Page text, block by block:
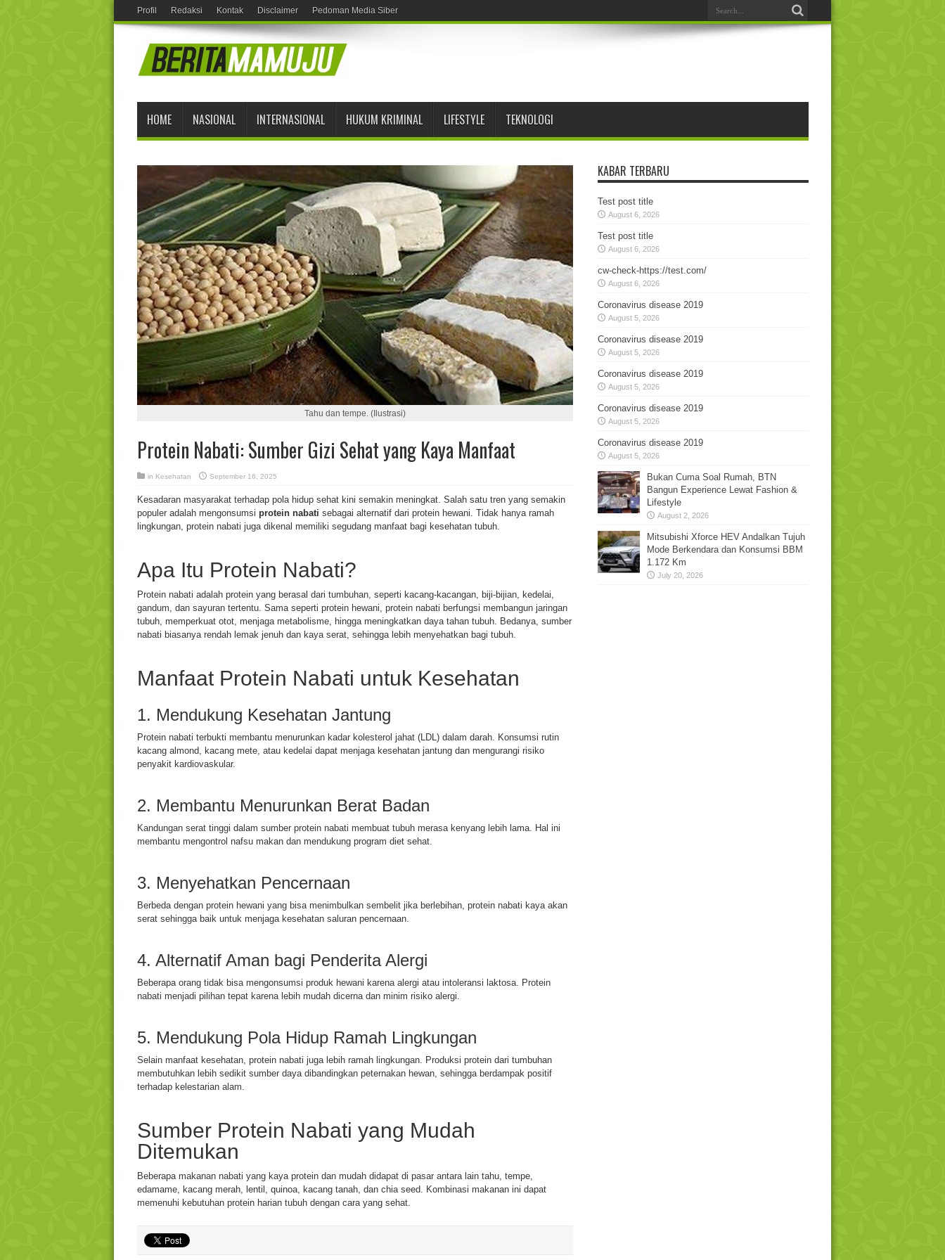
Profil Redaksi Kontak Disclaimer Pedoman Media Siber
HOME NASIONAL INTERNASIONAL HUKUM KRIMINAL LIFESTYLE TEKNOLOGI
Tahu dan tempe. (Ilustrasi)
Protein Nabati: Sumber Gizi Sehat yang Kaya Manfaat
in Kesehatan September 16, 2025
Kesadaran masyarakat terhadap pola hidup sehat kini semakin meningkat. Salah satu tren yang semakin
populer adalah mengonsumsi protein nabati sebagai alternatif dari protein hewani. Tidak hanya ramah
lingkungan, protein nabati juga dikenal memiliki segudang manfaat bagi kesehatan tubuh.
Apa Itu Protein Nabati?
Protein nabati adalah protein yang berasal dari tumbuhan, seperti kacang-kacangan, biji-bijian, kedelai,
gandum, dan sayuran tertentu. Sama seperti protein hewani, protein nabati berfungsi membangun jaringan
tubuh, memperkuat otot, menjaga metabolisme, hingga meningkatkan daya tahan tubuh. Bedanya, sumber
nabati biasanya rendah lemak jenuh dan kaya serat, sehingga lebih menyehatkan bagi tubuh.
Manfaat Protein Nabati untuk Kesehatan
1. Mendukung Kesehatan Jantung
Protein nabati terbukti membantu menurunkan kadar kolesterol jahat (LDL) dalam darah. Konsumsi rutin
kacang almond, kacang mete, atau kedelai dapat menjaga kesehatan jantung dan mengurangi risiko
penyakit kardiovaskular.
2. Membantu Menurunkan Berat Badan
Kandungan serat tinggi dalam sumber protein nabati membuat tubuh merasa kenyang lebih lama. Hal ini
membantu mengontrol nafsu makan dan mendukung program diet sehat.
3. Menyehatkan Pencernaan
Berbeda dengan protein hewani yang bisa menimbulkan sembelit jika berlebihan, protein nabati kaya akan
serat sehingga baik untuk menjaga kesehatan saluran pencernaan.
4. Alternatif Aman bagi Penderita Alergi
Beberapa orang tidak bisa mengonsumsi produk hewani karena alergi atau intoleransi laktosa. Protein
nabati menjadi pilihan tepat karena lebih mudah dicerna dan minim risiko alergi.
5. Mendukung Pola Hidup Ramah Lingkungan
Selain manfaat kesehatan, protein nabati juga lebih ramah lingkungan. Produksi protein dari tumbuhan
membutuhkan lebih sedikit sumber daya dibandingkan peternakan hewan, sehingga berdampak positif
terhadap kelestarian alam.
Sumber Protein Nabati yang Mudah
Ditemukan
Beberapa makanan nabati yang kaya protein dan mudah didapat di pasar antara lain tahu, tempe,
edamame, kacang merah, lentil, quinoa, kacang tanah, dan chia seed. Kombinasi makanan ini dapat
memenuhi kebutuhan protein harian tubuh dengan cara yang sehat.
KABAR TERBARU
Test post title
August 6, 2026
Test post title
August 6, 2026
cw-check-https://test.com/
August 6, 2026
Coronavirus disease 2019
August 5, 2026
Coronavirus disease 2019
August 5, 2026
Coronavirus disease 2019
August 5, 2026
Coronavirus disease 2019
August 5, 2026
Coronavirus disease 2019
August 5, 2026
Bukan Cuma Soal Rumah, BTN
Bangun Experience Lewat Fashion &
Lifestyle
August 2, 2026
Mitsubishi Xforce HEV Andalkan Tujuh
Mode Berkendara dan Konsumsi BBM
1.172 Km
July 20, 2026